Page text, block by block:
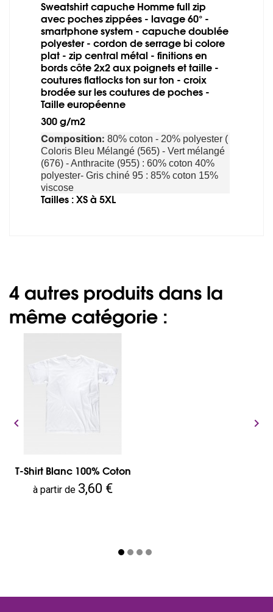
Sweatshirt capuche Homme full zip
avec poches zippées - lavage 60° -
smartphone system - capuche doublée
polyester - cordon de serrage bi colore
plat - zip central métal - finitions en
bords côte 2x2 aux poignets et taille -
coutures flatlocks ton sur ton - croix
brodée sur les coutures de poches -
Taille européenne
300 g/m2
Composition: 80% coton - 20% polyester (
Coloris Bleu Mélangé (565) - Vert mélangé
(676) - Anthracite (955) : 60% coton 40%
polyester- Gris chiné 95 : 85% coton 15%
viscose
Tailles : XS à 5XL
4 autres produits dans la
même catégorie :
T-Shirt Blanc 100% Coton
Prix
à partir de 3,60 €
 